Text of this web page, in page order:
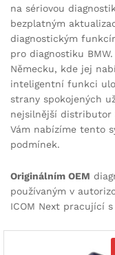
na sériovou
bezplatným
diagnostickým
pro diagnostiku
Německu, kde jej
inteligentní funkci
strany spokojených
nejsilnější distributor
Vám nabízíme tento
podmínek.
Originálním OEM
používaným v
ICOM Next pracující s